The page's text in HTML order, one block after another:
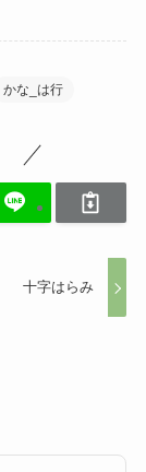
かな_は行
十字はらみ